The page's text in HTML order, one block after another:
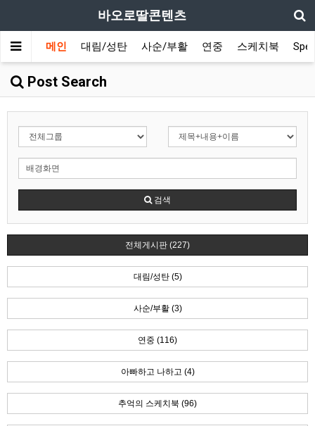
바오로딸콘텐츠
메인 대림/성탄 사순/부활 연중 스케치북
Post Search
검색
전체게시판 (227)
대림/성탄 (5)
사순/부활 (3)
연중 (116)
아빠하고 나하고 (4)
추억의 스케치북 (96)